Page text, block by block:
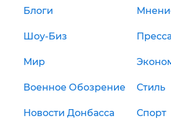
Блоги
Шоу-Биз
Мир
Военное Обозрение Стиль
Новости Донбасса Спорт